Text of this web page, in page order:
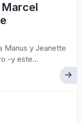
Marius y Jeanette
-y este...